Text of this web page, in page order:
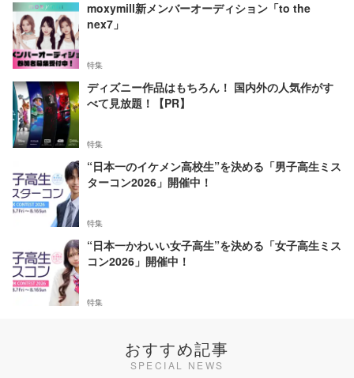
moxymill新メンバーオーディション「to the
nex7」
特集
ディズニー作品はもちろん！ 国内外の人気作がす
べて見放題！【PR】
特集
“日本一のイケメン高校生”を決める「男子高生ミス
ターコン2026」開催中！
特集
“日本一かわいい女子高生”を決める「女子高生ミス
コン2026」開催中！
特集
おすすめ記事
SPECIAL NEWS